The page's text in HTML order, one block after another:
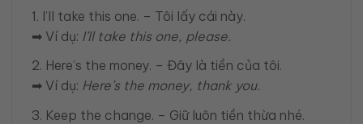
1. I’ll take this one. – Tôi lấy cái này.
➡ Ví dụ: I’ll take this one, please.
2. Here’s the money. – Đây là tiền của tôi.
➡ Ví dụ: Here’s the money, thank you.
3. Keep the change. – Giữ luôn tiền thừa nhé.